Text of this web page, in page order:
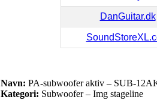
DanGuitar.dk
Navn: PA-subwoofer aktiv – SUB-
Kategori: Subwoofer – Img stageline